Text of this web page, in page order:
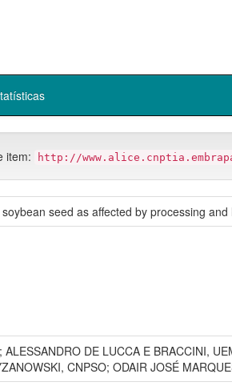
item: http://
seed as affected by processing and
DE LUCCA E BRACCINI,
CNPSO; ODAIR JOSÉ